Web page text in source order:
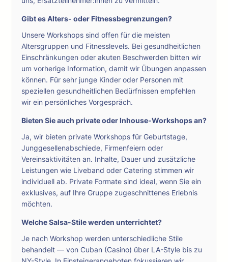
Gibt es Alters- oder Fitnessbegrenzungen?
Unsere Workshops sind offen für die meisten
Altersgruppen und Fitnesslevels. Bei gesundheitlichen
Einschränkungen oder akuten Beschwerden bitten wir
um vorherige Information, damit wir Übungen anpassen
können. Für sehr junge Kinder oder Personen mit
speziellen gesundheitlichen Bedürfnissen empfehlen
wir ein persönliches Vorgespräch.
Bieten Sie auch private oder Inhouse-Workshops an?
Ja, wir bieten private Workshops für Geburtstage,
Junggesellenabschiede, Firmenfeiern oder
Vereinsaktivitäten an. Inhalte, Dauer und zusätzliche
Leistungen wie Liveband oder Catering stimmen wir
individuell ab. Private Formate sind ideal, wenn Sie ein
exklusives, auf Ihre Gruppe zugeschnittenes Erlebnis
möchten.
Welche Salsa-Stile werden unterrichtet?
Je nach Workshop werden unterschiedliche Stile
behandelt — von Cuban (Casino) über LA-Style bis zu